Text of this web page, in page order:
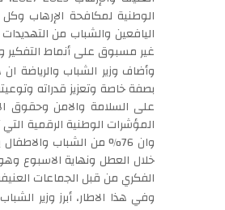
الوطنية لمكافحة الإرهاب وكل
اليافعين والشباب من
غير مسبوق على أنماط
وأضاف وزير الشباب والرياضة
بصفة خاصة وتعزيز قدراته
على السلامة والامن وحقوق
خلال العطل ونهاية الاسبوع
الفكري من قبل الجماعات
وفي هذا الاطار، أبرز وزير